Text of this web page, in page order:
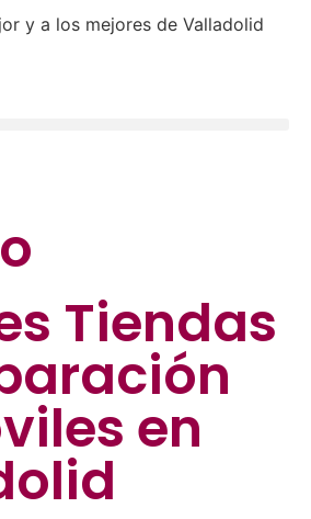
herramientas
y a los mejores de Valladolid
Tiendas
en